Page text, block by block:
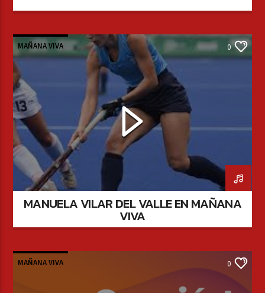
MAÑANA VIVA 0
MANUELA VILAR DEL VALLE EN MAÑANA
VIVA
MAÑANA VIVA 0